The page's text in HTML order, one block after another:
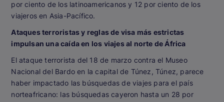
por ciento de los latinoamericanos y 12 por ciento de los
viajeros en Asia-Pacífico.
Ataques terroristas y reglas de visa más estrictas
impulsan una caída en los viajes al norte de África
El ataque terrorista del 18 de marzo contra el Museo
Nacional del Bardo en la capital de Túnez, Túnez, parece
haber impactado las búsquedas de viajes para el país
norteafricano: las búsquedas cayeron hasta un 28 por